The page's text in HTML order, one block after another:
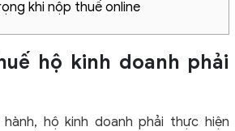
khi nộp thuế online
hộ kinh doanh phải
hộ kinh doanh phải thực hiện